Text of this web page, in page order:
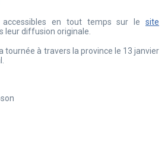
accessibles en tout temps sur le site
leur diffusion originale.
tournée à travers la province le 13 janvier